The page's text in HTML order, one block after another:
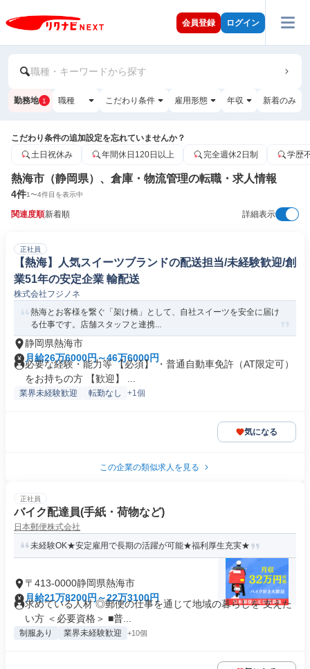
会員登録 ログイン
職種・キーワードから探す
勤務地 1 職種 こだわり条件 雇用形態 年収 新着のみ
こだわり条件の追加設定を忘れていませんか？
土日祝休み
年間休日120日以上 完全週休2日制 学歴
熱海市（静岡県）、倉庫・物流管理の転職・求人情報
4件1〜4件目を表示中
関連度順新着順 詳細表示
正社員
【熱海】人気スイーツブランドの配送担当/未経験歓迎/創
業51年の安定企業 輸配送
株式会社フジノネ
熱海とお客様を繋ぐ「架け橋」として、自社スイーツを安全に届け
る仕事です。店舗スタッフと連携...
静岡県熱海市
月給26万6000円～46万6000円
必要な経験・能力等 【必須】 ・普通自動車免許（AT限定可）
をお持ちの方 【歓迎】 ...
業界未経験歓迎 転勤なし +1個
気になる
この企業の類似求人を見る
正社員
バイク配達員(手紙・荷物など)
日本郵便株式会社
未経験OK★安定雇用で長期の活躍が可能★福利厚生充実★
〒413-0000静岡県熱海市
月給21万8200円～22万3100円
求めている人材 ◎郵便の仕事を通じて地域の暮らしを 支えた
い方 ＜必要資格＞ ■普...
制服あり 業界未経験歓迎 +10個